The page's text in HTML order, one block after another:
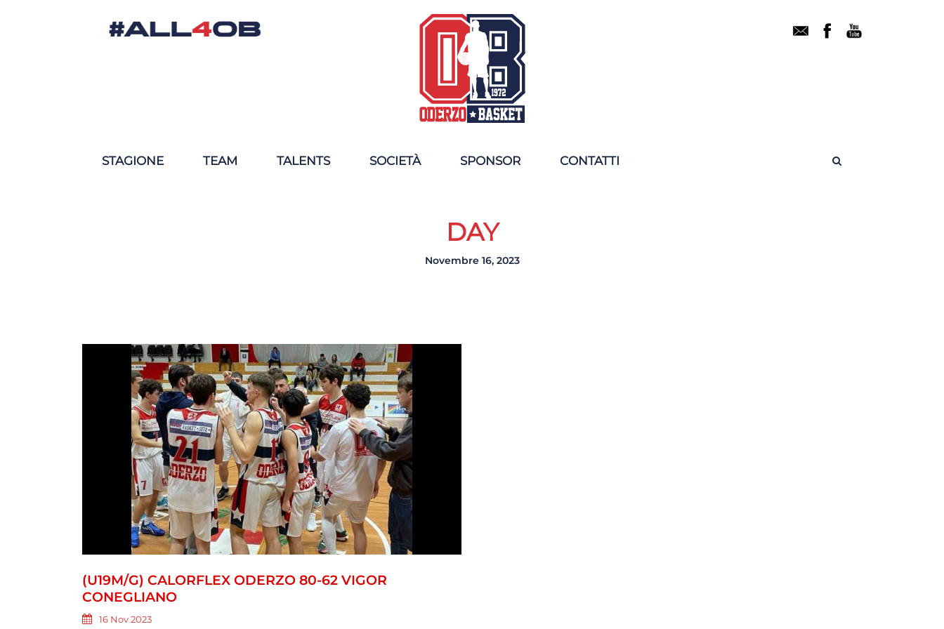
STAGIONE TEAM TALENTS SOCIETÀ SPONSOR CONTATTI
DAY
Novembre 16, 2023
(U19M/G) CALORFLEX ODERZO 80-62 VIGOR
CONEGLIANO
16 Nov 2023